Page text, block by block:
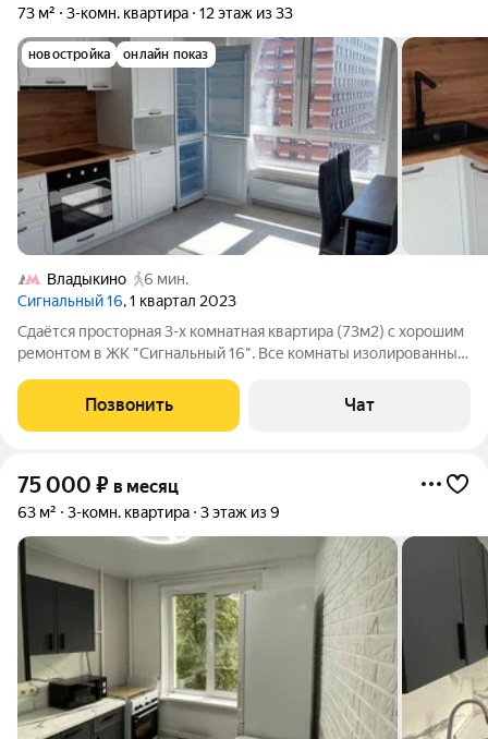
73 м² 3-комн. квартира 12 этаж из 33
новостройка онлайн показ
Владыкино
6 мин.
Сигнальный 16, 1 квартал 2023
Сдаётся просторная 3-х комнатная квартира (73м2) с хорошим
ремонтом в ЖК "Сигнальный 16". Все комнаты изолированные
всей необходимой для проживания мебелью. Полы: в кухне и в
прихожей плитка, в
Позвонить Чат
75 000 ₽ в месяц
63 м² 3-комн. квартира 3 этаж из 9